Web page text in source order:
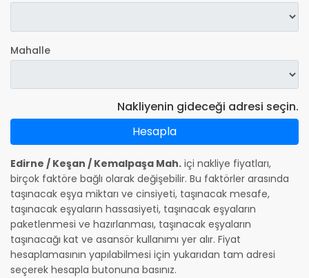
Mahalle
Nakliyenin gideceği adresi seçin.
Hesapla
Edirne / Keşan / Kemalpaşa Mah. içi nakliye fiyatları,
birçok faktöre bağlı olarak değişebilir. Bu faktörler arasında
taşınacak eşya miktarı ve cinsiyeti, taşınacak mesafe,
taşınacak eşyaların hassasiyeti, taşınacak eşyaların
paketlenmesi ve hazırlanması, taşınacak eşyaların
taşınacağı kat ve asansör kullanımı yer alır. Fiyat
hesaplamasının yapılabilmesi için yukarıdan tam adresi
seçerek hesapla butonuna basınız.